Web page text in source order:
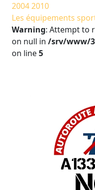
20042010
Les équipements
Warning: Attempt to
on null in /srv/www/
on line5